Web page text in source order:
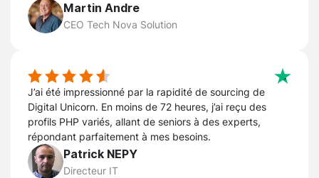
Martin Andre
CEO Tech Nova Solution
J’ai été impressionné par la rapidité de sourcing de
Digital Unicorn. En moins de 72 heures, j’ai reçu des
profils PHP variés, allant de seniors à des experts,
répondant parfaitement à mes besoins.
Patrick NEPY
Directeur IT